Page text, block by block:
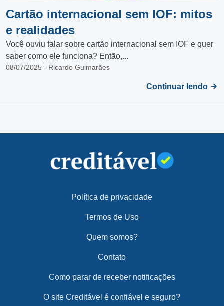
Cartão internacional sem IOF: mitos
e realidades
Você ouviu falar sobre cartão internacional sem IOF e quer
saber como ele funciona? Então,...
08/07/2025 - Ricardo Guimarães
Continuar lendo
Política de privacidade
Termos de Uso
Quem somos?
Contato
Como parar de receber notificações
O site Creditável é confiável e seguro?